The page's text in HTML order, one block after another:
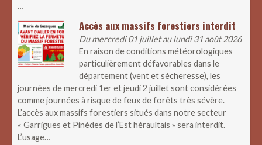
…
Accès aux massifs forestiers interdit
Du mercredi 01 juillet au lundi 31 août 2026
En raison de conditions météorologiques
particulièrement défavorables dans le
département (vent et sécheresse), les
journées de mercredi 1er et jeudi 2 juillet sont considérées
comme journées à risque de feux de forêts très sévère.
L’accès aux massifs forestiers situés dans notre secteur
« Garrigues et Pinèdes de l’Est héraultais » sera interdit.
L’usage…